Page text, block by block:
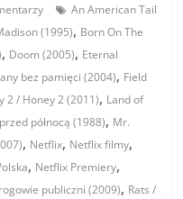
An American Tail
(1995), Born On The
, Doom (2005), Eternal
bez pamięci (2004), Field
2 / Honey 2 (2011), Land of
północą (1988), Mr.
, Netflix, Netflix filmy,
, Netflix Premiery,
publiczni (2009), Rats /